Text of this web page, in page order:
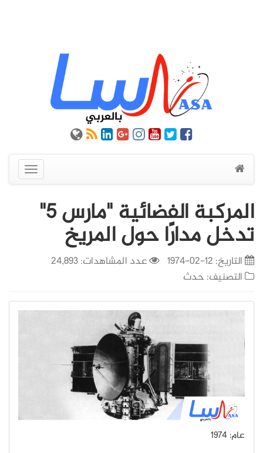
عرض
القائمة
المركبة الفضائية "مارس 5"
تدخل مدارًا حول المريخ
التاريخ: 12-02-1974
عدد المشاهدات: 24,893
التصنيف: حدث
عام: 1974